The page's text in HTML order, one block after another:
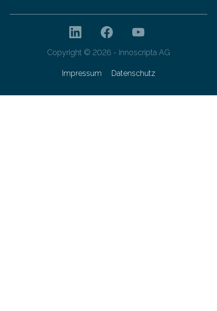
Copyright © 2026 - innoscripta AG
Impressum Datenschutz